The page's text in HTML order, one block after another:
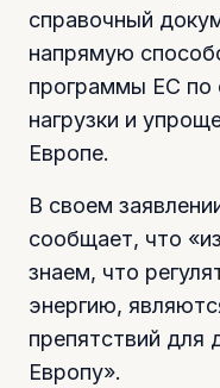
справочный
напрямую
программы ЕС по
нагрузки и
Европе.
В своем
сообщает, что
знаем, что
энергию,
препятствий для
Европу».